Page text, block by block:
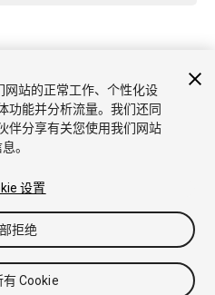
Publication 2022.3
Asset Store
商标和使用条款
不要出售或分享我的个人信息
网站的正常工作、个性化设
功能并分析流量。我们还同
伴分享有关您使用我们网站
。
设置
拒绝
Cookie